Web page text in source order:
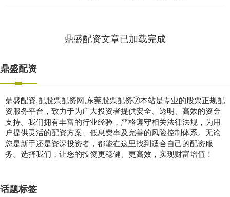
鼎盛配资文章已加载完成
鼎盛配资
鼎盛配资,配股票配资网,东莞股票配资⑦本站是专业的股票正规配
资服务平台，致力于为广大投资者提供安全、透明、高效的资金
支持。我们拥有丰富的行业经验，严格遵守相关法律法规，为用
户提供灵活的配资方案、低息费率及完善的风险控制体系。无论
您是新手还是资深投资者，都能在这里找到适合自己的配资服
务。选择我们，让您的投资更稳健、更高效，实现财富增值！
话题标签